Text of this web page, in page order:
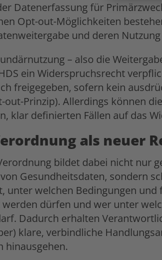
Datenerfassung für
Opt-out-Möglichkeiten
und deren
– also die
ein Widerspruchsrecht
freigegeben, sofern kein
out-Prinzip). Allerdings können
klar definierten Fällen auf das
als neuer
bildet dabei nicht nur
Gesundheitsdaten, sondern
unter welchen Bedingungen
dürfen und wer unter
Dadurch erhalten
klare, verbindliche
hinausgehen.